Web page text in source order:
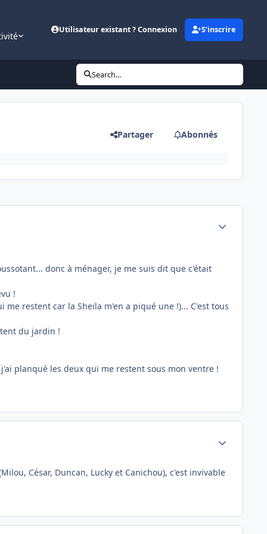
Utilisateur existant ? Connexion S’inscrire
Search...
Partager Abonnés
donc à ménager, je me suis dit que c'était
!
restent car la Sheila m'en a piqué une !)... C'est tous
du jardin !
planqué les deux qui me restent sous mon ventre !
César, Duncan, Lucky et Canichou), c'est invivable